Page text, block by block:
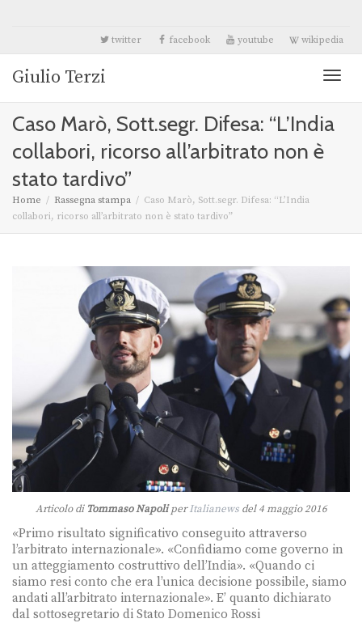
twitter facebook youtube wikipedia
Giulio Terzi
Caso Marò, Sott.segr. Difesa: “L’India
collabori, ricorso all’arbitrato non è
stato tardivo”
Home Rassegna stampa
Caso Marò, Sott.segr. Difesa: “L’India
collabori, ricorso all’arbitrato non è stato tardivo”
Articolo di Tommaso NapoliperItalianews del 4 maggio 2016
«Primo risultato significativo conseguito attraverso
l’arbitrato internazionale». «Confidiamo come governo in
un atteggiamento costruttivo dell’India». «Quando ci
siamo resi conto che era l’unica decisione possibile, siamo
andati all’arbitrato internazionale». E’ quanto dichiarato
dal sottosegretario di Stato Domenico Rossi